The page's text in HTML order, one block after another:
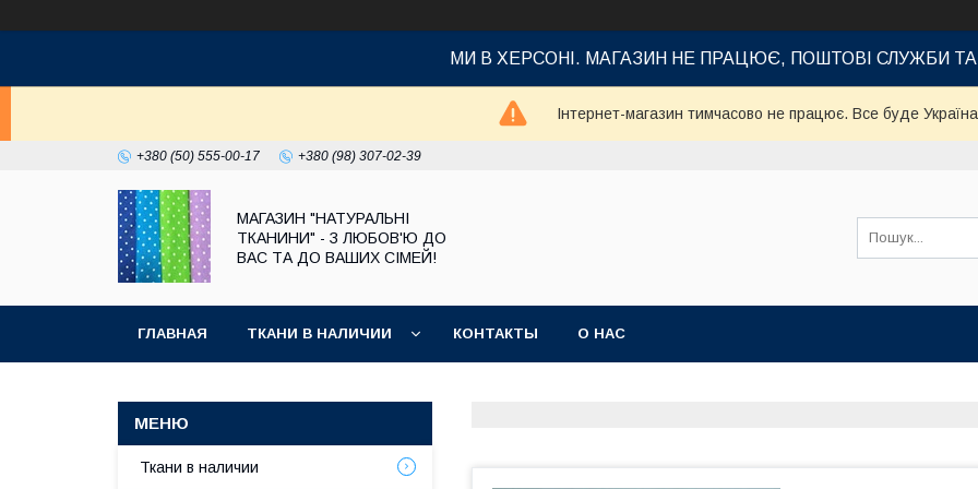
МИ В ХЕРСОНІ. МАГАЗИН НЕ ПРАЦЮЄ, ПОШТОВІ СЛУЖБИ
Інтернет-магазин тимчасово не працює. Все буде
+380 (50) 555-00-17 +380 (98) 307-02-39
МАГАЗИН "НАТУРАЛЬНІ
ТКАНИНИ" - З ЛЮБОВ'Ю ДО
ВАС ТА ДО ВАШИХ СІМЕЙ!
ГЛАВНАЯ ТКАНИ В НАЛИЧИИ КОНТАКТЫ О НАС
Ткани в наличии